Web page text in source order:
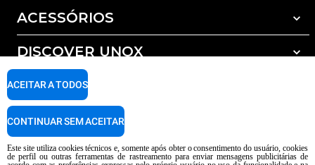
ACESSÓRIOS
Todos os acessórios
Detergents for automatic washing
Detergents for manual washing
Water treatment with resin filters
DISCOVER UNOX
Os nossos escritórios no mundo
SUPPORT
Garantia Unox
Este site utiliza cookies técnicos e, somente após obter o consentimento do usuário, cookies
de perfil ou outras ferramentas de rastreamento para enviar mensagens publicitárias de
ACEITAR A TODOS
CONTINUAR SEM ACEITAR